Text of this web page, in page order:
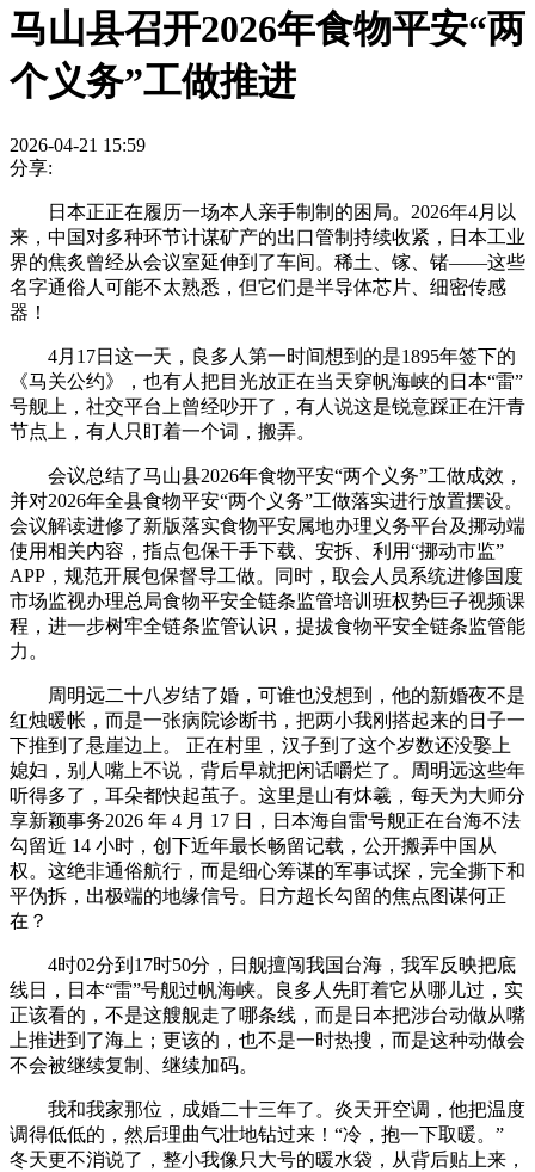
马山县召开2026年食物平安“两
个义务”工做推进
2026-04-21 15:59
分享:
日本正正在履历一场本人亲手制制的困局。2026年4月以
来，中国对多种环节计谋矿产的出口管制持续收紧，日本工业
界的焦炙曾经从会议室延伸到了车间。稀土、镓、锗——这些
名字通俗人可能不太熟悉，但它们是半导体芯片、细密传感
器！
4月17日这一天，良多人第一时间想到的是1895年签下的
《马关公约》，也有人把目光放正在当天穿帆海峡的日本“雷”
号舰上，社交平台上曾经吵开了，有人说这是锐意踩正在汗青
节点上，有人只盯着一个词，搬弄。
会议总结了马山县2026年食物平安“两个义务”工做成效，
并对2026年全县食物平安“两个义务”工做落实进行放置摆设。
会议解读进修了新版落实食物平安属地办理义务平台及挪动端
使用相关内容，指点包保干手下载、安拆、利用“挪动市监”
APP，规范开展包保督导工做。同时，取会人员系统进修国度
市场监视办理总局食物平安全链条监管培训班权势巨子视频课
程，进一步树牢全链条监管认识，提拔食物平安全链条监管能
力。
周明远二十八岁结了婚，可谁也没想到，他的新婚夜不是
红烛暖帐，而是一张病院诊断书，把两小我刚搭起来的日子一
下推到了悬崖边上。 正在村里，汉子到了这个岁数还没娶上
媳妇，别人嘴上不说，背后早就把闲话嚼烂了。周明远这些年
听得多了，耳朵都快起茧子。这里是山有炑羲，每天为大师分
享新颖事务2026 年 4 月 17 日，日本海自雷号舰正在台海不法
勾留近 14 小时，创下近年最长畅留记载，公开搬弄中国从
权。这绝非通俗航行，而是细心筹谋的军事试探，完全撕下和
平伪拆，出极端的地缘信号。日方超长勾留的焦点图谋何正
在？
4时02分到17时50分，日舰擅闯我国台海，我军反映把底
线日，日本“雷”号舰过帆海峡。良多人先盯着它从哪儿过，实
正该看的，不是这艘舰走了哪条线，而是日本把涉台动做从嘴
上推进到了海上；更该的，也不是一时热搜，而是这种动做会
不会被继续复制、继续加码。
我和我家那位，成婚二十三年了。炎天开空调，他把温度
调得低低的，然后理曲气壮地钻过来！“冷，抱一下取暖。”
冬天更不消说了，整小我像只大号的暖水袋，从背后贴上来，